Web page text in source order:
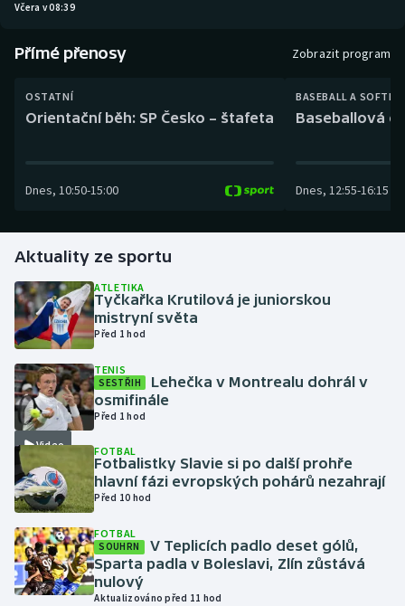
Dostihy
Futsal
Gymnastika
Házená
Jezdectví
Judo
Krasobruslení
Lezení
Lyže a snowboard
Moderní pětiboj
Včera v 08:39
Přímé přenosy Zobrazit program
OSTATNÍ
Orientační běh: SP Česko – štafeta
Dnes, 10:50-15:00
BASEBALL A
Baseballová
Dnes, 12:55-16:15
Aktuality ze sportu
ATLETIKA
Tyčkařka Krutilová je juniorskou
mistryní světa
Před 1 hod
Video
TENIS
SESTŘIH
Lehečka v Montrealu dohrál v
osmifinále
Před 1 hod
FOTBAL
Fotbalistky Slavie si po další prohře
hlavní fázi evropských pohárů nezahrají
Před 10 hod
FOTBAL
SOUHRN
V Teplicích padlo deset gólů,
Sparta padla v Boleslavi, Zlín zůstává
nulový
Aktualizováno před 11 hod